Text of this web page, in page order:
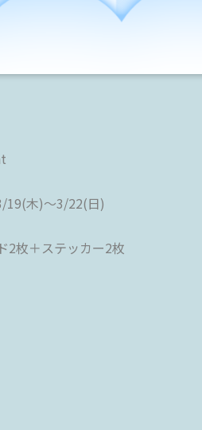
19(木)〜3/22(日)
2枚＋ステッカー2枚